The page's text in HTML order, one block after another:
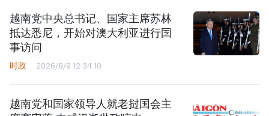
越南党中央总书记、国家主席苏林
抵达悉尼，开始对澳大利亚进行国
事访问
时政 2026/8/9 12:34:10
越南党和国家领导人就老挝国会主